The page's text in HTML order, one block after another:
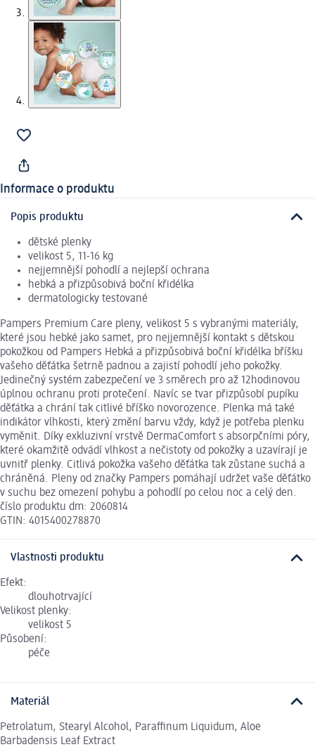
Informace o produktu
Popis produktu
dětské plenky
velikost 5, 11-16 kg
nejjemnější pohodlí a nejlepší ochrana
hebká a přizpůsobivá boční křidélka
dermatologicky testované
Pampers Premium Care pleny, velikost 5 s vybranými materiály,
které jsou hebké jako samet, pro nejjemnější kontakt s dětskou
pokožkou od Pampers Hebká a přizpůsobivá boční křidélka bříšku
vašeho děťátka šetrně padnou a zajistí pohodlí jeho pokožky.
Jedinečný systém zabezpečení ve 3 směrech pro až 12hodinovou
úplnou ochranu proti protečení. Navíc se tvar přizpůsobí pupíku
děťátka a chrání tak citlivé bříško novorozence. Plenka má také
indikátor vlhkosti, který změní barvu vždy, když je potřeba plenku
vyměnit. Díky exkluzivní vrstvě DermaComfort s absorpčními póry,
které okamžitě odvádí vlhkost a nečistoty od pokožky a uzavírají je
uvnitř plenky. Citlivá pokožka vašeho děťátka tak zůstane suchá a
chráněná. Pleny od značky Pampers pomáhají udržet vaše děťátko
v suchu bez omezení pohybu a pohodlí po celou noc a celý den.
číslo produktu dm: 2060814
GTIN: 4015400278870
Vlastnosti produktu
Efekt:
dlouhotrvající
Velikost plenky:
velikost 5
Působení:
péče
Materiál
Petrolatum, Stearyl Alcohol, Paraffinum Liquidum, Aloe
Barbadensis Leaf Extract